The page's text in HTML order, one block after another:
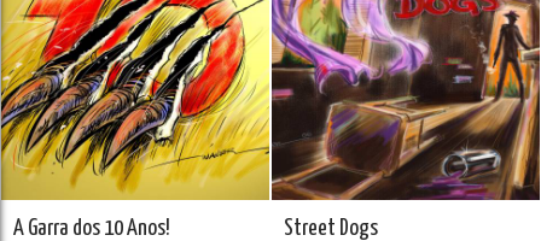
A Garra dos 10 Anos! Street Dogs